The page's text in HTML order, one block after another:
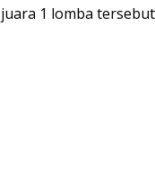
1 lomba